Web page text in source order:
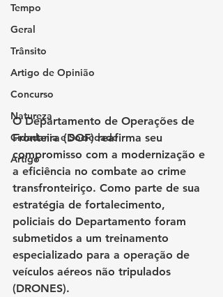
Tempo
Geral
Trânsito
Artigo de Opinião
Concurso
Natureza
Cidadania e Sociedade
Artigo
O Departamento de Operações de
Fronteira (DOF) reafirma seu
compromisso com a modernização e
a eficiência no combate ao crime
transfronteiriço. Como parte de sua
estratégia de fortalecimento,
policiais do Departamento foram
submetidos a um treinamento
especializado para a operação de
veículos aéreos não tripulados
(DRONES).